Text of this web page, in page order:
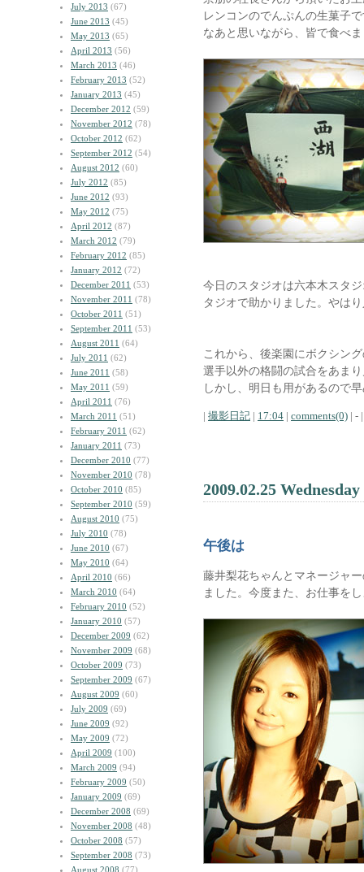
July 2013 (67)
June 2013 (45)
May 2013 (65)
April 2013 (56)
March 2013 (46)
February 2013 (52)
January 2013 (45)
December 2012 (59)
November 2012 (78)
October 2012 (62)
September 2012 (54)
August 2012 (60)
July 2012 (85)
June 2012 (93)
May 2012 (75)
April 2012 (87)
March 2012 (79)
February 2012 (85)
January 2012 (72)
December 2011 (53)
November 2011 (78)
October 2011 (51)
September 2011 (53)
August 2011 (64)
July 2011 (62)
June 2011 (58)
May 2011 (59)
April 2011 (76)
March 2011 (51)
February 2011 (62)
January 2011 (73)
December 2010 (77)
November 2010 (78)
October 2010 (85)
September 2010 (59)
August 2010 (75)
July 2010 (78)
June 2010 (67)
May 2010 (64)
April 2010 (66)
March 2010 (64)
February 2010 (52)
January 2010 (57)
December 2009 (62)
November 2009 (68)
October 2009 (73)
September 2009 (67)
August 2009 (60)
July 2009 (69)
June 2009 (92)
May 2009 (72)
April 2009 (100)
March 2009 (94)
February 2009 (50)
January 2009 (69)
December 2008 (69)
November 2008 (48)
October 2008 (57)
September 2008 (73)
August 2008 (77)
レンコンのでんぷんの生菓子
なあと思いながら、皆で食べ
今日のスタジオは六本木スタ
タジオで助かりました。やは
これから、後楽園にボクシン
選手以外の格闘の試合をあま
しかし、明日も用があるので
| 撮影日記 | 17:04 | comments(0) | - |
2009.02.25 Wednesday
午後は
藤井梨花ちゃんとマネージャ
ました。今度また、お仕事を